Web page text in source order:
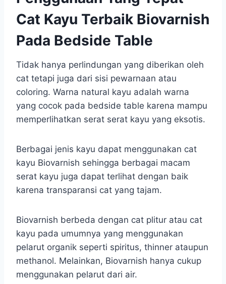
Cat Kayu Terbaik Biovarnish
Pada Bedside Table
Tidak hanya perlindungan yang diberikan oleh
cat tetapi juga dari sisi pewarnaan atau
coloring. Warna natural kayu adalah warna
yang cocok pada bedside table karena mampu
memperlihatkan serat serat kayu yang eksotis.
Berbagai jenis kayu dapat menggunakan cat
kayu Biovarnish sehingga berbagai macam
serat kayu juga dapat terlihat dengan baik
karena transparansi cat yang tajam.
Biovarnish berbeda dengan cat plitur atau cat
kayu pada umumnya yang menggunakan
pelarut organik seperti spiritus, thinner ataupun
methanol. Melainkan, Biovarnish hanya cukup
menggunakan pelarut dari air.